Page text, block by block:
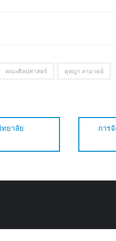
คณะศิลปศาสตร์ ตุลญา ลามาตย์
ยาลัย
การ